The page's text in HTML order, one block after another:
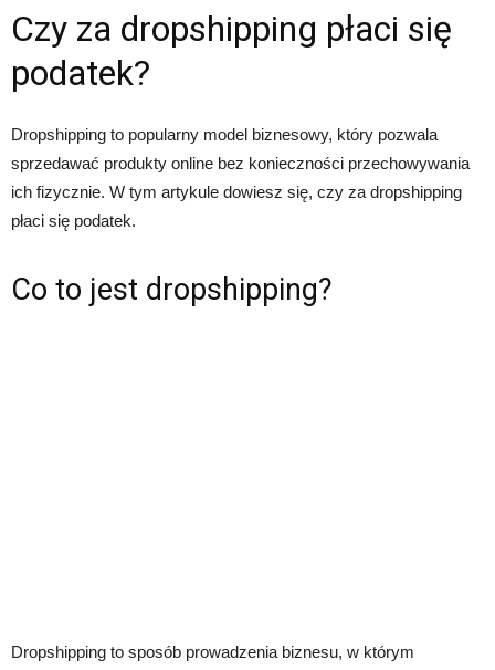
Czy za dropshipping płaci się
podatek?
Dropshipping to popularny model biznesowy, który pozwala
sprzedawać produkty online bez konieczności przechowywania
ich fizycznie. W tym artykule dowiesz się, czy za dropshipping
płaci się podatek.
Co to jest dropshipping?
Dropshipping to sposób prowadzenia biznesu, w którym